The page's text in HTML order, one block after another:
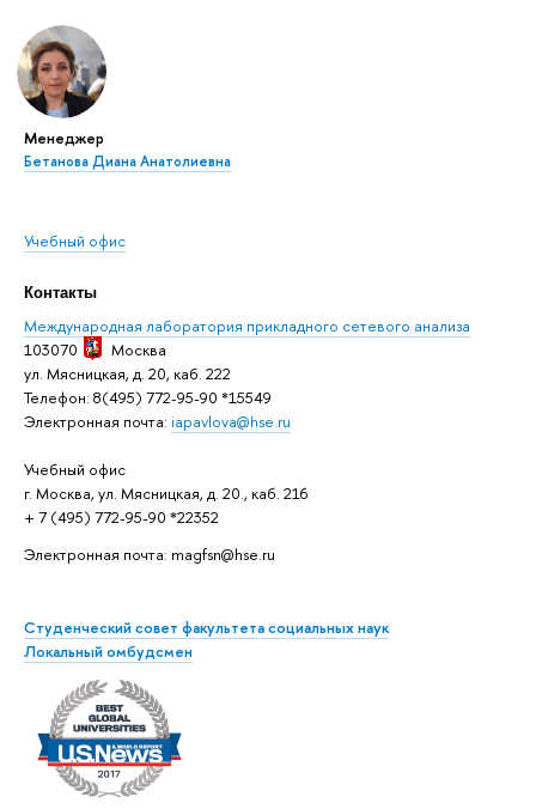
Менеджер
Бетанова Диана Анатолиевна
Учебный офис
Контакты
Международная лаборатория прикладного сетевого анализа
103070
Москва
ул. Мясницкая, д. 20, каб. 222
Телефон: 8(495) 772-95-90 *15549
Электронная почта: iapavlova@hse.ru
Учебный офис
. Москва, ул. Мясницкая, д. 20., каб. 216
+ 7 (495) 772-95-90 *22352
Электронная почта: magfsn@hse.ru
Студенческий совет факультета социальных наук
Локальный омбудсмен